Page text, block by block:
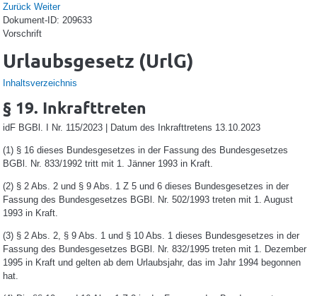
Zurück Weiter
Dokument-ID: 209633
Vorschrift
Urlaubsgesetz (UrlG)
Inhaltsverzeichnis
§ 19. Inkrafttreten
idF BGBl. I Nr. 115/2023 | Datum des Inkrafttretens 13.10.2023
(1)§ 16 dieses Bundesgesetzes in der Fassung des Bundesgesetzes
BGBl. Nr. 833/1992 tritt mit 1. Jänner 1993 in Kraft.
(2)§ 2 Abs. 2 und § 9 Abs. 1 Z 5 und 6 dieses Bundesgesetzes in der
Fassung des Bundesgesetzes BGBl. Nr. 502/1993 treten mit 1. August
1993 in Kraft.
(3)§ 2 Abs. 2, § 9 Abs. 1 und § 10 Abs. 1 dieses Bundesgesetzes in der
Fassung des Bundesgesetzes BGBl. Nr. 832/1995 treten mit 1. Dezember
1995 in Kraft und gelten ab dem Urlaubsjahr, das im Jahr 1994 begonnen
hat.